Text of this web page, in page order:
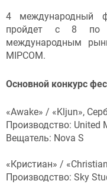
4 международный
пройдет с 8 по
международным
MIPCOM.
Основной конкурс
«Awake» / «Kljun»,
Производство: United
Вещатель: Nova S
«Кристиан» /
Производство: Sky